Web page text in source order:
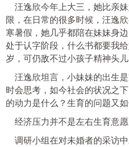
汪逸欣今年上大三，她比亲
限，在日常的很多时候，汪逸
寒暑假，她几乎都陪在妹妹身
处于认字阶段，什么书都要我
岁，可仍敌不过小孩子精神头儿
汪逸欣坦言，小妹妹的出生
时会思考，如今社会的状况之
的动力是什么？生育的问题又
经济压力并不是左右生育意
调研小组在对未婚者的采访